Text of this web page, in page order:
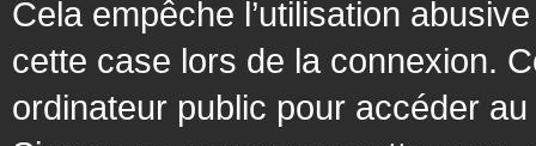
Cela empêche l’utilisation
cette case lors de la connexion.
ordinateur public pour accéder